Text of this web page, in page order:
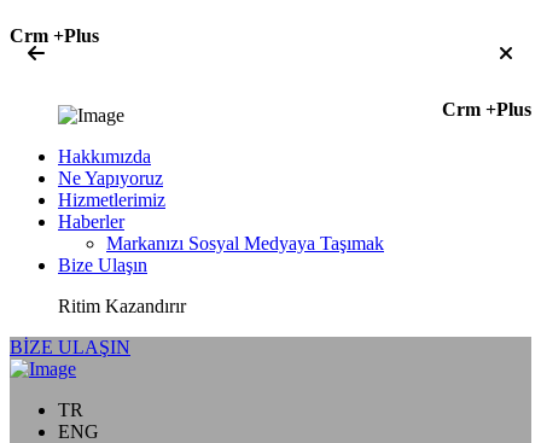
Crm +Plus
Crm +Plus
Hakkımızda
Ne Yapıyoruz
Hizmetlerimiz
Haberler
Markanızı Sosyal Medyaya Taşımak
Bize Ulaşın
Ritim Kazandırır
BİZE ULAŞIN
TR
ENG